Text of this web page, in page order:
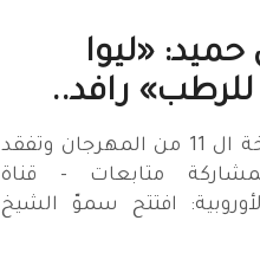
حميد: «ليوا
رافد..
افتتح النسخة ال 11 من المهرجان وتفقد
متابعات - قناة
افتتح سموّ الشيخ